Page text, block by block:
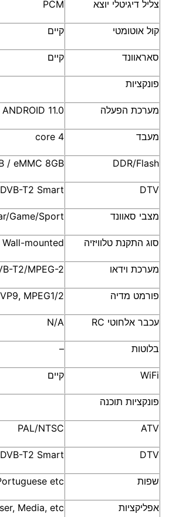
צליל דיגיטלי יוצא PCM
קול אוטומטי קיים
סאראוונד קיים
פונקציות
מערכת הפעלה ANDROID 11.0
מעבד 4 core
DDR/Flash
/ eMMC 8GB
DTV
DVB-T2 Smart
מצבי סאוונד Game/Sport
סוג התקנת טלוויזיה mounted
מערכת וידאו -T2/MPEG-2
פורמט מדיה MPEG1/2
עכבר אלחוטי RC N/A
בלוטות –
WiFi קיים
פונקציות תוכנה
ATV
PAL/NTSC
DTV
DVB-T2 Smart
שפות etc.
אפליקציות Media, etc.